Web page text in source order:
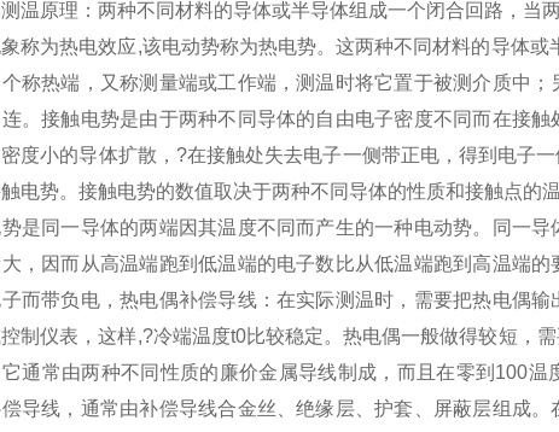
温原理：两种不同材料的导体或半导体组成一个闭合回路，当
称为热电效应,该电动势称为热电势。这两种不同材料的导体
称热端，又称测量端或工作端，测温时将它置于被测介质中
。接触电势是由于两种不同导体的自由电子密度不同而在接
度小的导体扩散，?在接触处失去电子一侧带正电，得到电子
电势。接触电势的数值取决于两种不同导体的性质和接触点的温
是同一导体的两端因其温度不同而产生的一种电动势。同一
，因而从高温端跑到低温端的电子数比从低温端跑到高温端
而带负电，热电偶补偿导线：在实际测温时，需要把热电偶
制仪表，这样,?冷端温度t0比较稳定。热电偶一般做得较短，
通常由两种不同性质的廉价金属导线制成，而且在零到100
导线，通常由补偿导线合金丝、绝缘层、护套、屏蔽层组成